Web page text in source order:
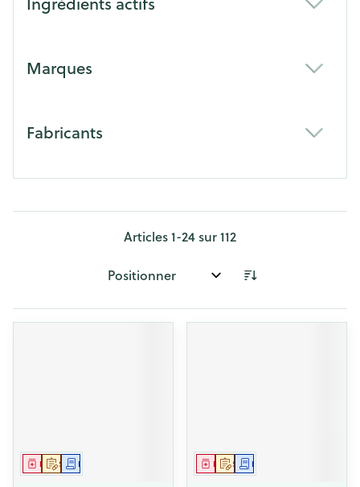
Marques
Fabricants
Articles1-24sur112
Trier par:
Sur prescription
MédicamentDemande écrite Sur prescription
MédicamentDemande écrite